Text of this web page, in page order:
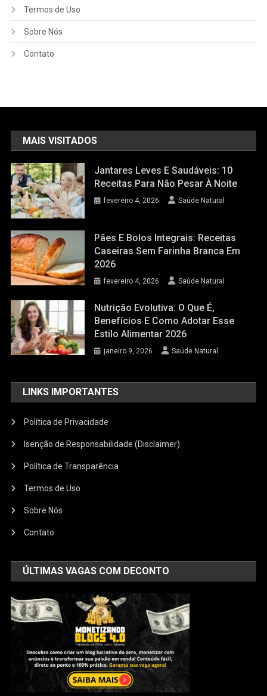
Termos de Uso
Sobre Nós
Contato
MAIS VISITADOS
Jantares Leves E Saudáveis: 10
Receitas Para Não Pesar À Noite
fevereiro 4, 2026 Saúde Natural
Pães E Bolos Integrais: Receitas
Caseiras Sem Farinha Branca Em
2026
fevereiro 4, 2026 Saúde Natural
Nutrição Evolutiva: O Que É,
Benefícios E Como Adotar Esse
Estilo Alimentar 2026
janeiro 9, 2026 Saúde Natural
LINKS IMPORTANTES
Política de Privacidade
Isenção de Responsabilidade (Disclaimer)
Política de Transparência
Termos de Uso
Sobre Nós
Contato
ÚLTIMAS VAGAS COM DECONTO